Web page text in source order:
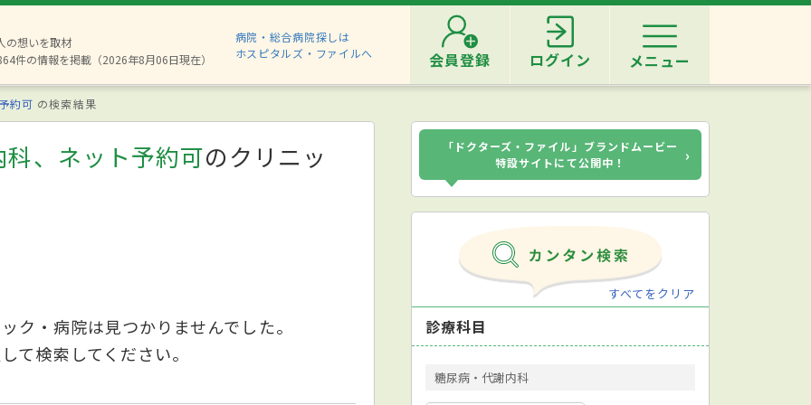
の想いを取材
件の情報を掲載（2026年8月06日現在）
病院・総合病院探しは
ホスピタルズ・ファイルへ
会員登録 ログイン メニュー
約可 の検索結果
、ネット予約可のクリニッ
ク・病院は見つかりませんでした。
て検索してください。
「ドクターズ・ファイル」ブランドムービー
特設サイトにて公開中！
›
すべてをクリア
診療科目
糖尿病・代謝内科